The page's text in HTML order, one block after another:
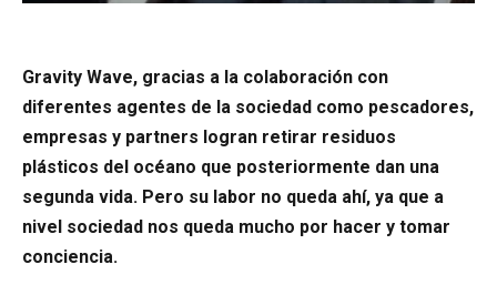
Gravity Wave, gracias a la colaboración con
diferentes agentes de la sociedad como pescadores,
empresas y partners logran retirar residuos
plásticos del océano que posteriormente dan una
segunda vida. Pero su labor no queda ahí, ya que a
nivel sociedad nos queda mucho por hacer y tomar
conciencia.